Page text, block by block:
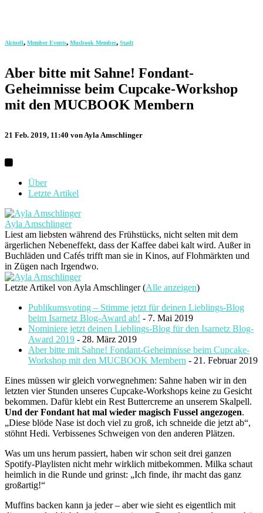
Aktuell, Member Events, Mucbook Member, Stadt
Aber bitte mit Sahne! Fondant-
Geheimnisse beim Cupcake-Workshop
mit den MUCBOOK Membern
21 Feb. 2019, 11:40 von Ayla Amschlinger
Über
Letzte Artikel
Ayla Amschlinger
Liest am liebsten während des Frühstücks, nicht selten mit dem
ärgerlichen Nebeneffekt, dass der Kaffee dabei kalt wird. Außer in
Buchläden und Cafés trifft man sie in Kinos, auf Flohmärkten und
in Zügen nach Irgendwo.
Letzte Artikel von Ayla Amschlinger(Alle anzeigen)
Publikumsvoting – Stimme jetzt für deinen Lieblings-Blog
beim Isarnetz Blog-Award ab! - 7. Mai 2019
Nominiere jetzt deinen Lieblings-Blog für den Isarnetz Blog-
Award 2019 - 28. März 2019
Aber bitte mit Sahne! Fondant-Geheimnisse beim Cupcake-
Workshop mit den MUCBOOK Membern - 21. Februar 2019
Eines müssen wir gleich vorwegnehmen: Sahne haben wir in den
letzten vier Stunden unseres Cupcake-Workshops keine zu Gesicht
bekommen. Dafür klebt ein Rest Buttercreme an unserem Skalpell.
Und der Fondant hat mal wieder magisch Fussel angezogen.
„Diese blöde Nase ist doch viel zu groß, ich schneide die jetzt ab“,
stöhnt Hedi. Verbissenes Schweigen von den anderen Plätzen.
Was um uns herum passiert, haben wir schon seit drei ganzen
Spotify-Playlisten nicht mehr wirklich mitbekommen. Milka schaut
heimlich in die Runde und grinst: „Ich finde, ihr macht das ganz
großartig!“
Muffins backen kann ja jeder – aber wie sieht es eigentlich mit